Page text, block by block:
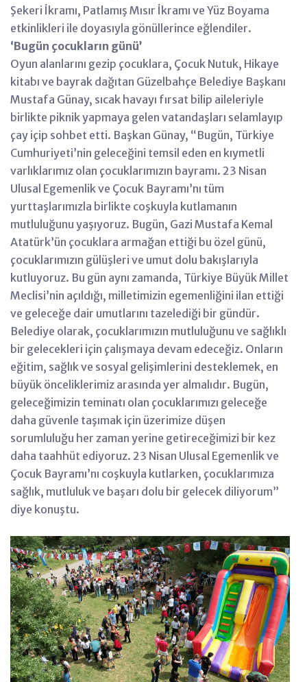
Şekeri İkramı, Patlamış Mısır İkramı ve Yüz Boyama
etkinlikleri ile doyasıyla gönüllerince eğlendiler.
‘Bugün çocukların günü’
Oyun alanlarını gezip çocuklara, Çocuk Nutuk, Hikaye
kitabı ve bayrak dağıtan Güzelbahçe Belediye Başkanı
Mustafa Günay, sıcak havayı fırsat bilip aileleriyle
birlikte piknik yapmaya gelen vatandaşları selamlayıp
çay içip sohbet etti. Başkan Günay, “Bugün, Türkiye
Cumhuriyeti’nin geleceğini temsil eden en kıymetli
varlıklarımız olan çocuklarımızın bayramı. 23 Nisan
Ulusal Egemenlik ve Çocuk Bayramı’nı tüm
yurttaşlarımızla birlikte coşkuyla kutlamanın
mutluluğunu yaşıyoruz. Bugün, Gazi Mustafa Kemal
Atatürk’ün çocuklara armağan ettiği bu özel günü,
çocuklarımızın gülüşleri ve umut dolu bakışlarıyla
kutluyoruz. Bu gün aynı zamanda, Türkiye Büyük Millet
Meclisi’nin açıldığı, milletimizin egemenliğini ilan ettiği
ve geleceğe dair umutlarını tazelediği bir gündür.
Belediye olarak, çocuklarımızın mutluluğunu ve sağlıklı
bir gelecekleri için çalışmaya devam edeceğiz. Onların
eğitim, sağlık ve sosyal gelişimlerini desteklemek, en
büyük önceliklerimiz arasında yer almalıdır. Bugün,
geleceğimizin teminatı olan çocuklarımızı geleceğe
daha güvenle taşımak için üzerimize düşen
sorumluluğu her zaman yerine getireceğimizi bir kez
daha taahhüt ediyoruz. 23 Nisan Ulusal Egemenlik ve
Çocuk Bayramı’nı coşkuyla kutlarken, çocuklarımıza
sağlık, mutluluk ve başarı dolu bir gelecek diliyorum”
diye konuştu.